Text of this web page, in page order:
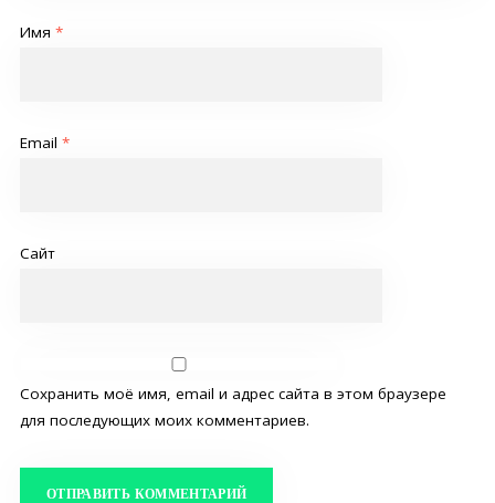
Имя *
Email *
Сайт
Сохранить моё имя, email и адрес сайта в этом браузере
для последующих моих комментариев.